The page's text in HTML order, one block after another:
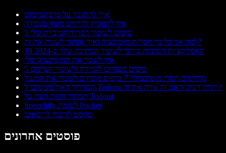
איך להתגבר על פרפקציוניזם
איך להפסיק להרגיש מוצף בעבודה
5 טיפים לשיפור הפרודוקטיביות שלי
למה אני כל כך חסר/ת מוטיבציה ואיך אפשר לשנות את זה?
10 האפליקציות הטובות ביותר לשיפור הכתיבה שלך ב-2024
איך לשפר את המוטיבציה שלי
5 טיפים מנצחים ללמידה ולשיפור הציונים
מרגישים חסרי מוטיבציה? 7 טיפים מוכחים לשבור את המעגל
המדריך האולטימטיבי ל-Todoist וחוות דעת: האם זה שווה את זה?
תמחור וחוות דעת על Todoist
Speechify לעומת Pocket
טקסט לדיבור לרופאים
פוסטים אחרונים